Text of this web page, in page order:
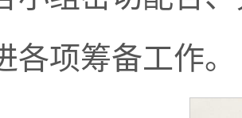
各项筹备工作。